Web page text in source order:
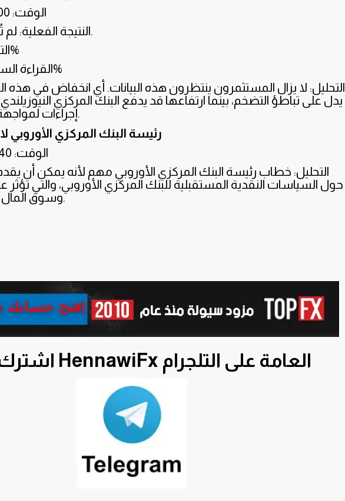
الوقت: 9:00 صباحاً
النتيجة الفعلية: لم تُعلن بعد.
التوقع: 2.2%
القراءة السابقة: 2.2%
التحليل: لا يزال المستثمرون ينتظرون هذه البيانات. أي انخفاض في هذه
يدل على تباطؤ التضخم، بينما ارتفاعها قد يدفع البنك المركزي النيوزيلندي
إجراءات لمواجهة التضخم.
رئيسة البنك المركزي الأوروبي
الوقت: 9:40 مساءً
التحليل: خطاب رئيسة البنك المركزي الأوروبي مهم لأنه يمكن أن
حول السياسات النقدية المستقبلية للبنك المركزي الأوروبي، والتي تؤثر
وسوق المال الأوروبي.
اشترك بقناة HennawiFx العامة على التلجرام